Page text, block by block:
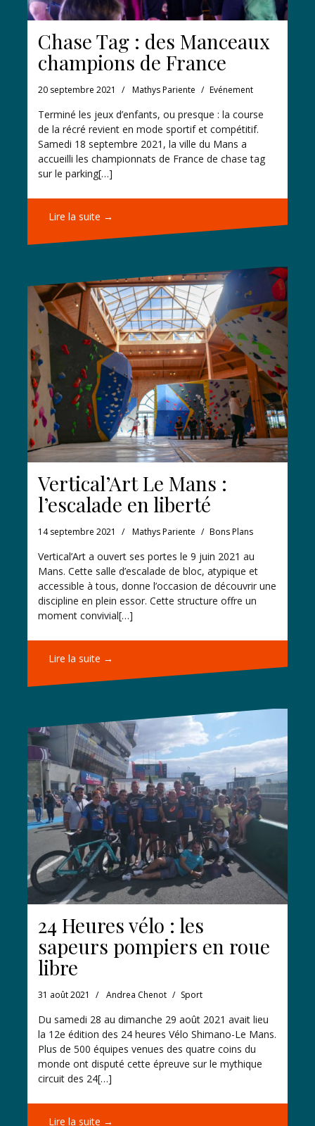
Chase Tag : des Manceaux
champions de France
20 septembre 2021 Mathys Pariente Evénement
Terminé les jeux d’enfants, ou presque : la course
de la récré revient en mode sportif et compétitif.
Samedi 18 septembre 2021, la ville du Mans a
accueilli les championnats de France de chase tag
sur le parking[…]
Lire la suite →
Vertical’Art Le Mans :
l’escalade en liberté
14 septembre 2021 Mathys Pariente Bons Plans
Vertical’Art a ouvert ses portes le 9 juin 2021 au
Mans. Cette salle d’escalade de bloc, atypique et
accessible à tous, donne l’occasion de découvrir une
discipline en plein essor. Cette structure offre un
moment convivial[…]
Lire la suite →
24 Heures vélo : les
sapeurs pompiers en roue
libre
31 août 2021 Andrea Chenot Sport
Du samedi 28 au dimanche 29 août 2021 avait lieu
la 12e édition des 24 heures Vélo Shimano-Le Mans.
Plus de 500 équipes venues des quatre coins du
monde ont disputé cette épreuve sur le mythique
circuit des 24[…]
Lire la suite →